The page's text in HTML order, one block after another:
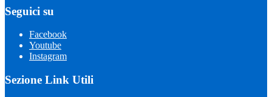
Seguici su
Facebook
Youtube
Instagram
Sezione Link Utili